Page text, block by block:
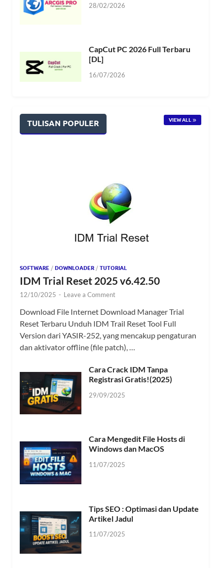
28/02/2026
CapCut PC 2026 Full Terbaru
[DL]
16/07/2026
TULISAN POPULER VIEW ALL
SOFTWARE / DOWNLOADER / TUTORIAL
IDM Trial Reset 2025 v6.42.50
12/10/2025 - Leave a Comment
Download File Internet Download Manager Trial
Reset Terbaru Unduh IDM Trail Reset Tool Full
Version dari YASIR-252, yang mencakup pengaturan
dan aktivator offline (file patch), …
Cara Crack IDM Tanpa
Registrasi Gratis!(2025)
29/09/2025
Cara Mengedit File Hosts di
Windows dan MacOS
11/07/2025
Tips SEO : Optimasi dan Update
Artikel Jadul
11/07/2025